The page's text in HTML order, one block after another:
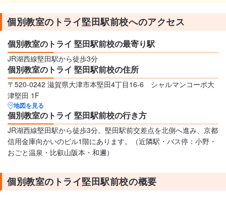
個別教室のトライ堅田駅前校へのアクセス
個別教室のトライ 堅田駅前校の最寄り駅
JR湖西線堅田駅から徒歩3分
個別教室のトライ 堅田駅前校の住所
〒520-0242 滋賀県大津市本堅田4丁目16-6 シャルマンコーポ大
津堅田 1F
地図を見る
個別教室のトライ 堅田駅前校の行き方
JR湖西線堅田駅から徒歩3分。堅田駅前交差点を北側へ進み、京都
信用金庫向かいのビル1階にあります。（近隣駅・バス停：小野・
おごと温泉・比叡山阪本・和邇）
個別教室のトライ堅田駅前校の概要